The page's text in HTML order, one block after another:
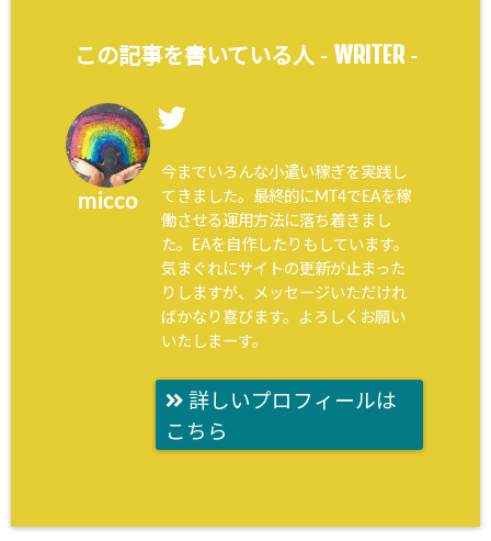
この記事を書いている人 - WRITER-
micco
今までいろんな小遣い稼ぎを実践し
てきました。最終的にMT4でEAを稼
働させる運用方法に落ち着きまし
た。EAを自作したりもしています。
気まぐれにサイトの更新が止まった
りしますが、メッセージいただけれ
ばかなり喜びます。よろしくお願い
いたしまーす。
詳しいプロフィールは
こちら